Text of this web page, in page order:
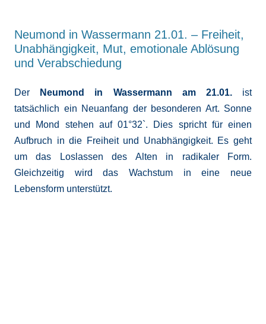
Neumond in Wassermann 21.01. – Freiheit,
Unabhängigkeit, Mut, emotionale Ablösung
und Verabschiedung
Der Neumond in Wassermann am 21.01. ist
tatsächlich ein Neuanfang der besonderen Art. Sonne
und Mond stehen auf 01°32`. Dies spricht für einen
Aufbruch in die Freiheit und Unabhängigkeit. Es geht
um das Loslassen des Alten in radikaler Form.
Gleichzeitig wird das Wachstum in eine neue
Lebensform unterstützt.